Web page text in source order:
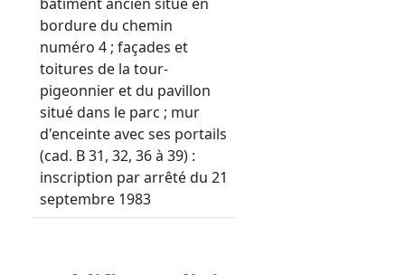
bordure du chemin
numéro 4 ; façades et
toitures de la tour-
pigeonnier et du pavillon
situé dans le parc ; mur
d'enceinte avec ses portails
(cad. B 31, 32, 36 à 39) :
inscription par arrêté du 21
septembre 1983